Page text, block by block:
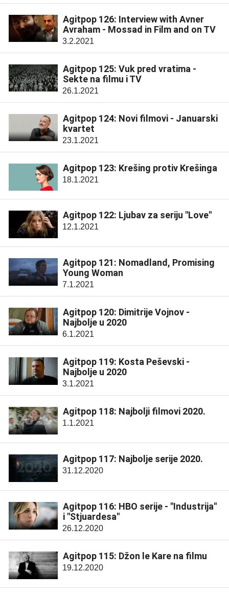
Agitpop 126: Interview with Avner
Avraham - Mossad in Film and on TV
3.2.2021
Agitpop 125: Vuk pred vratima -
Sekte na filmu i TV
26.1.2021
Agitpop 124: Novi filmovi - Januarski
kvartet
23.1.2021
Agitpop 123: Krešing protiv Krešinga
18.1.2021
Agitpop 122: Ljubav za seriju "Love"
12.1.2021
Agitpop 121: Nomadland, Promising
Young Woman
7.1.2021
Agitpop 120: Dimitrije Vojnov -
Najbolje u 2020
6.1.2021
Agitpop 119: Kosta Peševski -
Najbolje u 2020
3.1.2021
Agitpop 118: Najbolji filmovi 2020.
1.1.2021
Agitpop 117: Najbolje serije 2020.
31.12.2020
Agitpop 116: HBO serije - "Industrija"
i "Stjuardesa"
26.12.2020
Agitpop 115: Džon le Kare na filmu
19.12.2020